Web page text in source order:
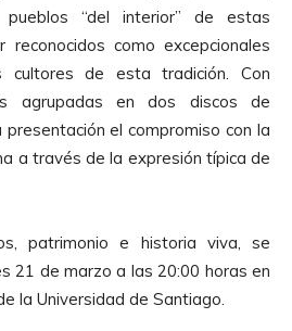
“del interior” de estas
reconocidos como excepcionales
cultores de esta tradición. Con
agrupadas en dos discos de
el compromiso con la
a través de la expresión típica de
patrimonio e historia viva, se
21 de marzo a las 20:00 horas en
la Universidad de Santiago.